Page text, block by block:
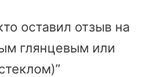
оставил отзыв на
глянцевым или